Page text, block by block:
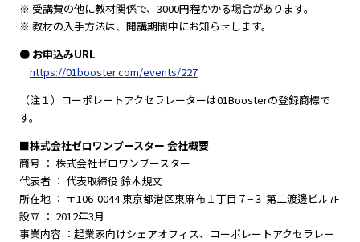
※ 受講費の他に教材関係で、3000円程かかる場合があります。
※ 教材の入手方法は、開講期間中にお知らせします。
● お申込みURL
https://01booster.com/events/227
（注１）コーポレートアクセラレーターは01Boosterの登録商標で
す。
■株式会社ゼロワンブースター 会社概要
商号 ： 株式会社ゼロワンブースター
代表者 ： 代表取締役 鈴木規文
所在地 ： 〒106-0044 東京都港区東麻布１丁目７−３ 第二渡邊ビル7F
設立 ： 2012年3月
事業内容 ：起業家向けシェアオフィス、コーポレートアクセラレー